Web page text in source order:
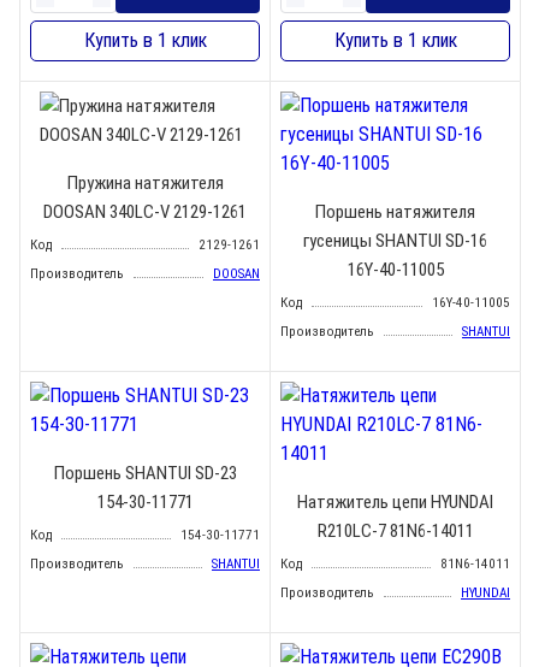
Пружина натяжителя
DOOSAN 340LC-V 2129-1261
Код
2129-1261
Производитель
DOOSAN
Поршень натяжителя
гусеницы SHANTUI SD-16
16Y-40-11005
Код
16Y-40-11005
Производитель
SHANTUI
Поршень SHANTUI SD-23
154-30-11771
Код
154-30-11771
Производитель
SHANTUI
Натяжитель цепи HYUNDAI
R210LC-7 81N6-14011
Код
81N6-14011
Производитель
HYUNDAI